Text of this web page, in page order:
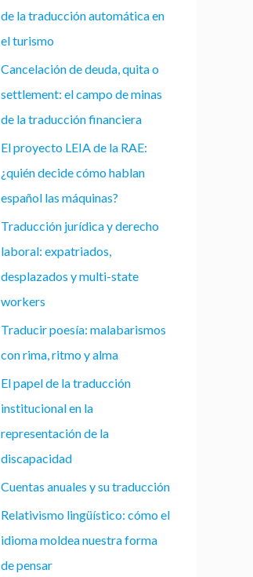
de la traducción automática en
el turismo
Cancelación de deuda, quita o
settlement: el campo de minas
de la traducción financiera
El proyecto LEIA de la RAE:
¿quién decide cómo hablan
español las máquinas?
Traducción jurídica y derecho
laboral: expatriados,
desplazados y multi-state
workers
Traducir poesía: malabarismos
con rima, ritmo y alma
El papel de la traducción
institucional en la
representación de la
discapacidad
Cuentas anuales y su traducción
Relativismo lingüístico: cómo el
idioma moldea nuestra forma
de pensar